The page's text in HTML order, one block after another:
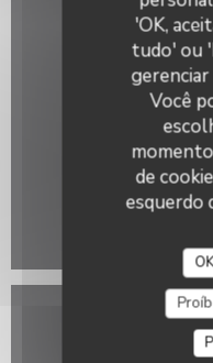
'OK,
tudo' ou
Você
de
esquerdo
Esplanada,
Amex, Sem
Pagamento